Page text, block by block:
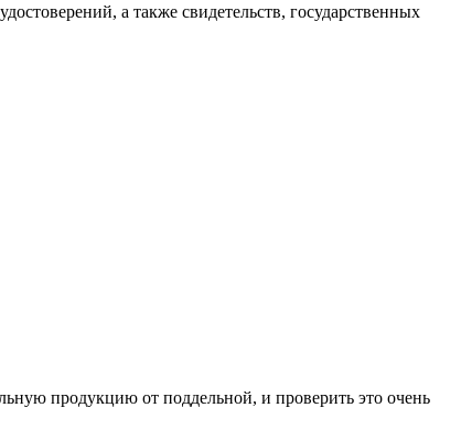
а также свидетельств, государственных
продукцию от поддельной, и проверить это очень